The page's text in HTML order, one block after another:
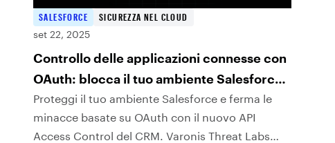
SALESFORCE
SICUREZZA NEL CLOUD
set 22, 2025
Controllo delle applicazioni connesse con
OAuth: blocca il tuo ambiente Salesforce
prima che gli aggressori riescano ad
accedere
Proteggi il tuo ambiente Salesforce e ferma le
minacce basate su OAuth con il nuovo API
Access Control del CRM. Varonis Threat Labs